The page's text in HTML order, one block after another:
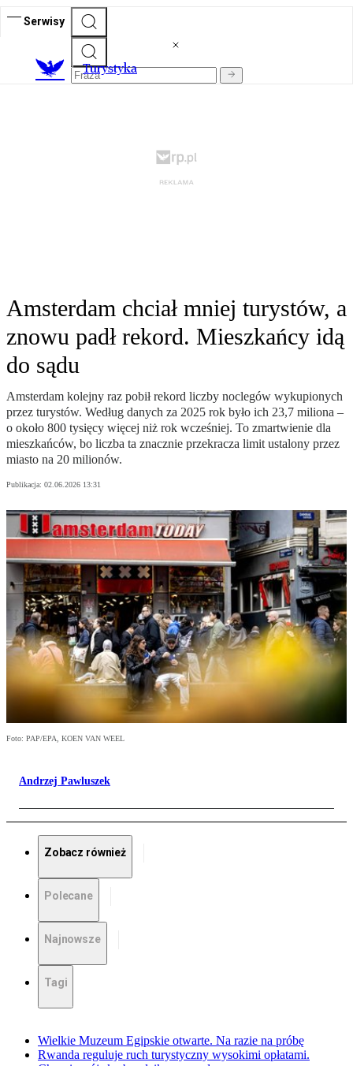
Serwisy
Turystyka
Amsterdam chciał mniej turystów, a
znowu padł rekord. Mieszkańcy idą
do sądu
Amsterdam kolejny raz pobił rekord liczby noclegów wykupionych
przez turystów. Według danych za 2025 rok było ich 23,7 miliona –
o około 800 tysięcy więcej niż rok wcześniej. To zmartwienie dla
mieszkańców, bo liczba ta znacznie przekracza limit ustalony przez
miasto na 20 milionów.
Publikacja: 02.06.2026 13:31
Foto: PAP/EPA, KOEN VAN WEEL
Andrzej Pawluszek
Zobacz również
Polecane
Najnowsze
Tagi
Wielkie Muzeum Egipskie otwarte. Na razie na próbę
Rwanda reguluje ruch turystyczny wysokimi opłatami.